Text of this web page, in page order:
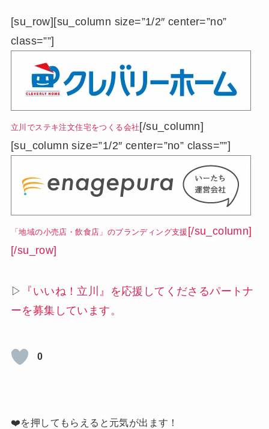
[su_row][su_column size=”1/2″ center=”no”
class=””]
立川でステキ注文住宅をつくる会社[/su_column]
[su_column size=”1/2″ center=”no” class=””]
「地域の小売店・飲食店」のブランディング支援 [/su_column]
[/su_row]
▷
『いいね！立川』を応援してくださるパートナ
ーを募集しています。
0
❤️を押してもらえると元気が出ます！